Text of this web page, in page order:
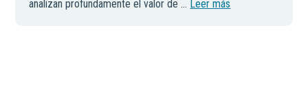
analizan profundamente el valor de ... Leer más